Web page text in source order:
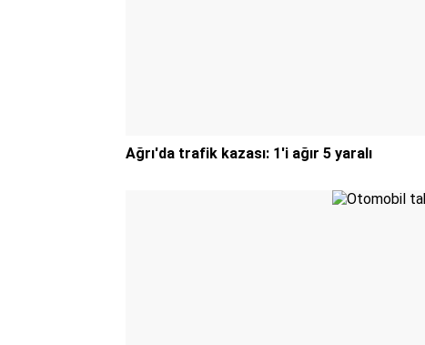
Ağrı'da trafik kazası: 1'i ağır 5 yaralı